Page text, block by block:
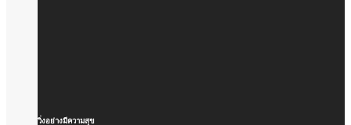
วิ่งอย่างมีความสุข